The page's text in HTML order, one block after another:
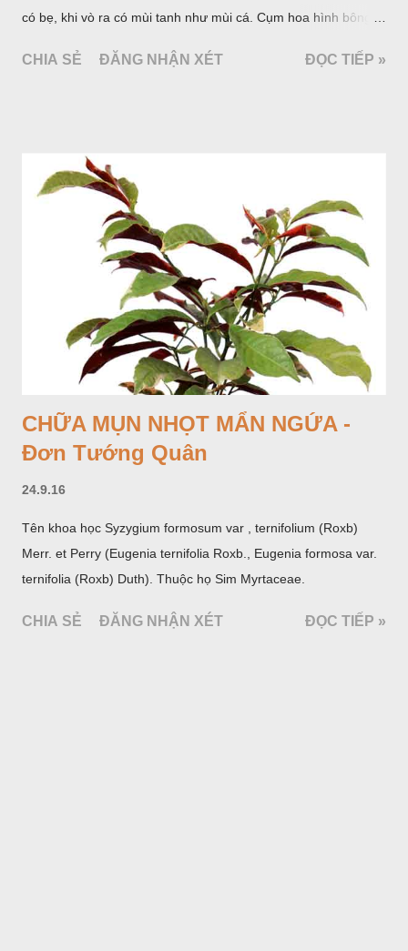
có bẹ, khi vò ra có mùi tanh như mùi cá. Cụm hoa hình bông
nhạt. Hạt hình trái xoan nhẵn. Mùa hoa quả: tháng 5 – 7.
CHIA SẺ ĐĂNG NHẬN XÉT ĐỌC TIẾP »
CHỮA MỤN NHỌT MẨN NGỨA -
Đơn Tướng Quân
24.9.16
Tên khoa học Syzygium formosum var , ternifolium (Roxb)
Merr. et Perry (Eugenia ternifolia Roxb., Eugenia formosa var.
ternifolia (Roxb) Duth). Thuộc họ Sim Myrtaceae.
CHIA SẺ ĐĂNG NHẬN XÉT ĐỌC TIẾP »